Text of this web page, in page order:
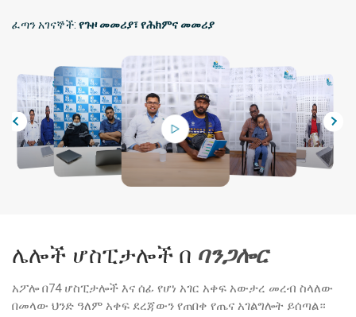
ፈጣን አገናኞች: የጉዞ መመሪያ፣ የሕክምና መመሪያ
ሌሎች ሆስፒታሎች በ ባንጋሎር
አፖሎ በ74 ሆስፒታሎች እና ሰፊ የሆነ አገር አቀፍ አውታረ መረብ ስላለው
በመላው ህንድ ዓለም አቀፍ ደረጃውን የጠበቀ የጤና አገልግሎት ይሰጣል።
አፖሎ ሆስፒታሎች፣ ባነርጋታ መንገድ፣
ባንጋሎር